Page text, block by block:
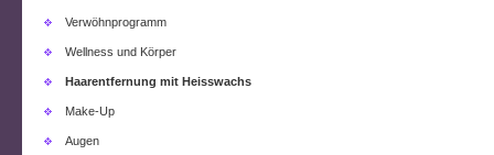
Verwöhnprogramm
Wellness und Körper
Haarentfernung mit Heisswachs
Make-Up
Augen